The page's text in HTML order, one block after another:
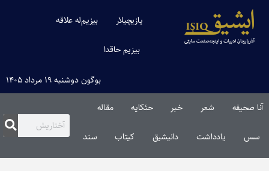
یازیچیلار بیزیم‌له علاقه
بیزیم حاقدا
بوگون دوشنبه ۱۹ مرداد ۱۴۰۵
آنا صحیفه شعر خبر حئکایه مقاله‌
سس یادداشت دانیشیق کیتاب سند